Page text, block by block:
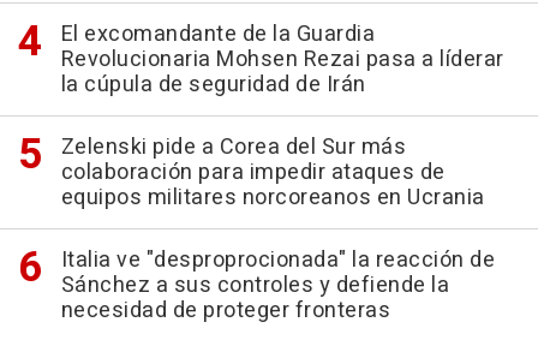
El excomandante de la Guardia
Revolucionaria Mohsen Rezai pasa a líderar
la cúpula de seguridad de Irán
Zelenski pide a Corea del Sur más
colaboración para impedir ataques de
equipos militares norcoreanos en Ucrania
Italia ve "desproprocionada" la reacción de
Sánchez a sus controles y defiende la
necesidad de proteger fronteras